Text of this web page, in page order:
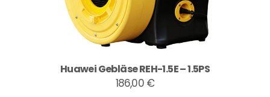
Huawei Gebläse REH-1.5E – 1.5PS
186,00 €